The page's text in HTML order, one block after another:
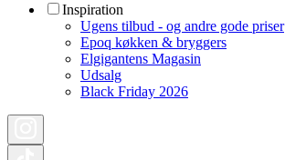
Inspiration
Ugens tilbud - og andre gode priser
Epoq køkken & bryggers
Elgigantens Magasin
Udsalg
Black Friday 2026